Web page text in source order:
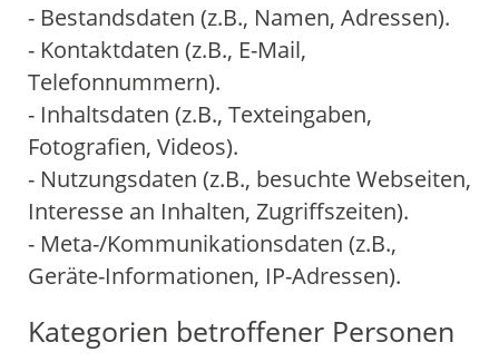
- Bestandsdaten (z.B., Namen, Adressen).
- Kontaktdaten (z.B., E-Mail,
Telefonnummern).
- Inhaltsdaten (z.B., Texteingaben,
Fotografien, Videos).
- Nutzungsdaten (z.B., besuchte Webseiten,
Interesse an Inhalten, Zugriffszeiten).
- Meta-/Kommunikationsdaten (z.B.,
Geräte-Informationen, IP-Adressen).
Kategorien betroffener Personen